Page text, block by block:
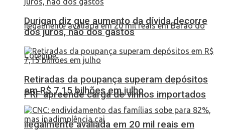
PRF apreende carga de vinhos importados
ilegalmente avaliada em 20 mil reais em
Durigan diz que aumento da dívida decorre
dos juros, não dos gastos
Retiradas da poupança superam depósitos
em R$ 7,15 bilhões em julho